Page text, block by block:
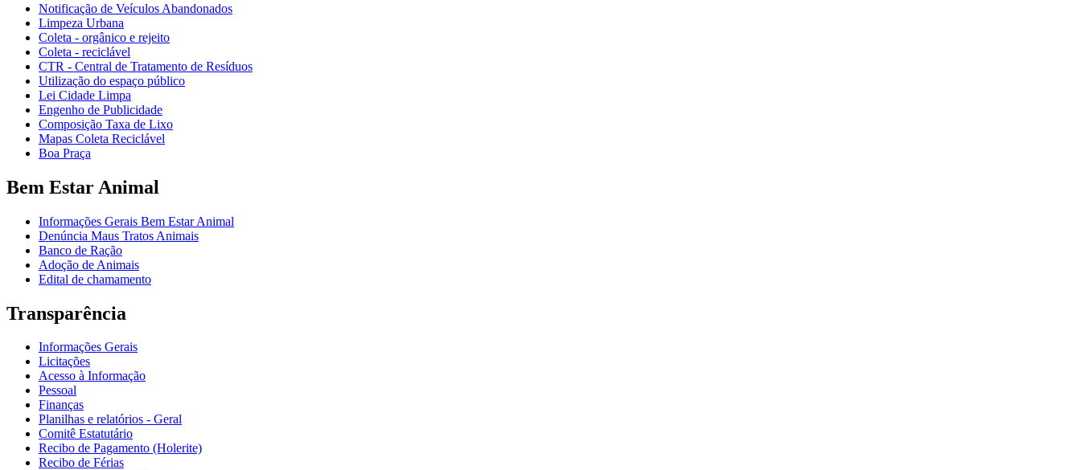
Notificação de Veículos Abandonados
Limpeza Urbana
Coleta - orgânico e rejeito
Coleta - reciclável
CTR - Central de Tratamento de Resíduos
Utilização do espaço público
Lei Cidade Limpa
Engenho de Publicidade
Composição Taxa de Lixo
Mapas Coleta Reciclável
Boa Praça
Bem Estar Animal
Informações Gerais Bem Estar Animal
Denúncia Maus Tratos Animais
Banco de Ração
Adoção de Animais
Edital de chamamento
Transparência
Informações Gerais
Licitações
Acesso à Informação
Pessoal
Finanças
Planilhas e relatórios - Geral
Comitê Estatutário
Recibo de Pagamento (Holerite)
Recibo de Férias